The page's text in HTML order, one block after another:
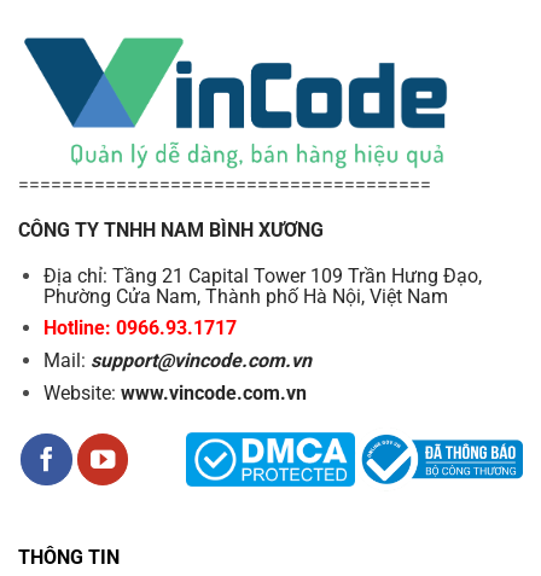
======================================
CÔNG TY TNHH NAM BÌNH XƯƠNG
Địa chỉ: Tầng 21 Capital Tower 109 Trần Hưng Đạo,
Phường Cửa Nam, Thành phố Hà Nội, Việt Nam
Hotline: 0966.93.1717
Mail: support@vincode.com.vn
Website: www.vincode.com.vn
THÔNG TIN